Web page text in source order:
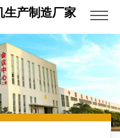
生产制造厂家